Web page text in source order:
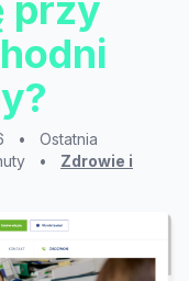
przy
•
Ostatnia
•
Zdrowie i